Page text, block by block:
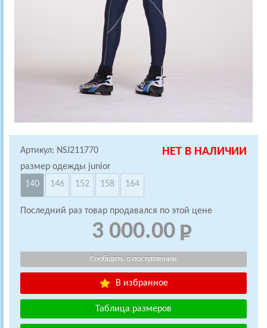
Артикул: NSJ211770 НЕТ В НАЛИЧИИ
размер одежды junior
140
146 152 158 164
Последний раз товар продавался по этой цене
3 000.00
В избранное
Таблица размеров